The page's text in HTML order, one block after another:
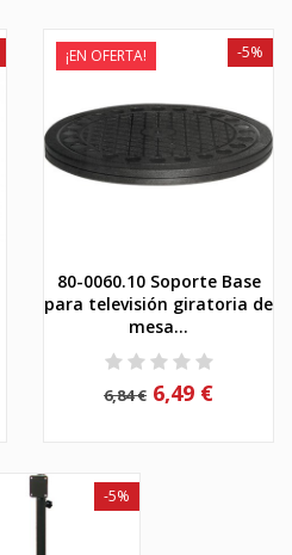
¡EN OFERTA!
80-0060.10 Soporte Base
para televisión giratoria de
mesa...
6,84 €
-5%
6,49 €
-5%